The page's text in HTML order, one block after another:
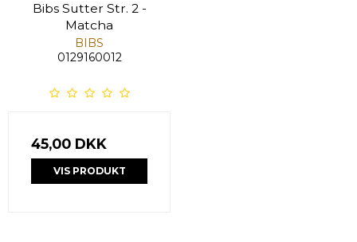
Bibs Sutter Str. 2 -
Matcha
BIBS
0129160012
45,00 DKK
VIS PRODUKT